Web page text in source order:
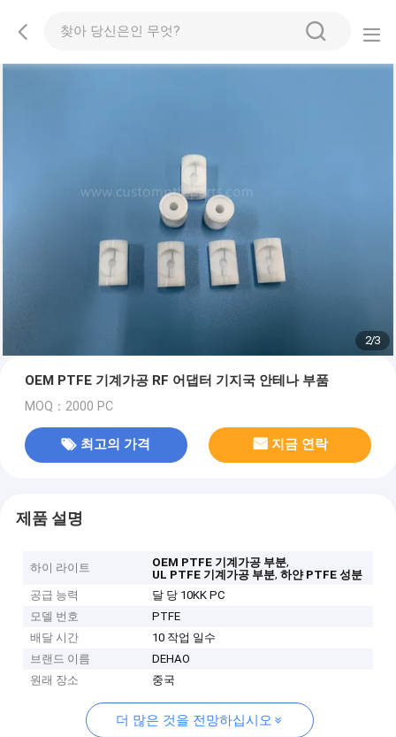
2/3
OEM PTFE 기계가공 RF 어댑터 기지국 안테나 부품
MOQ：2000 PC
최고의 가격 지금 연락
제품 설명
하이 라이트 OEM PTFE 기계가공 부분,
UL PTFE 기계가공 부분,하얀 PTFE 성분
공급 능력
달 당 10KK PC
모델 번호
PTFE
배달 시간
10 작업 일수
브랜드 이름
DEHAO
원래 장소
중국
더 많은 것을 전망하십시오